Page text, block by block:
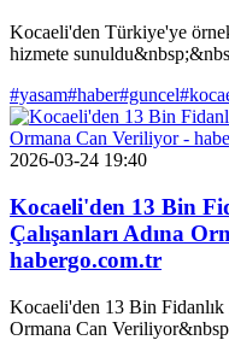
Kocaeli'den Türkiye'ye
hizmete
#yasam#haber#guncel
2026-03-24 19:40
Kocaeli'den 13 Bin
Çalışanları Adına
habergo.com.tr
Kocaeli'den 13 Bin Fidanlık
Ormana Can